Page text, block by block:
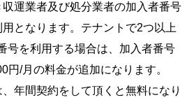
運業者及び処分業者の加⼊者番号
となります。テナントで2つ以上
号を利⽤する場合は、加⼊者番号
円/⽉の料⾦が追加になります。
年間契約をして頂くと無料になり